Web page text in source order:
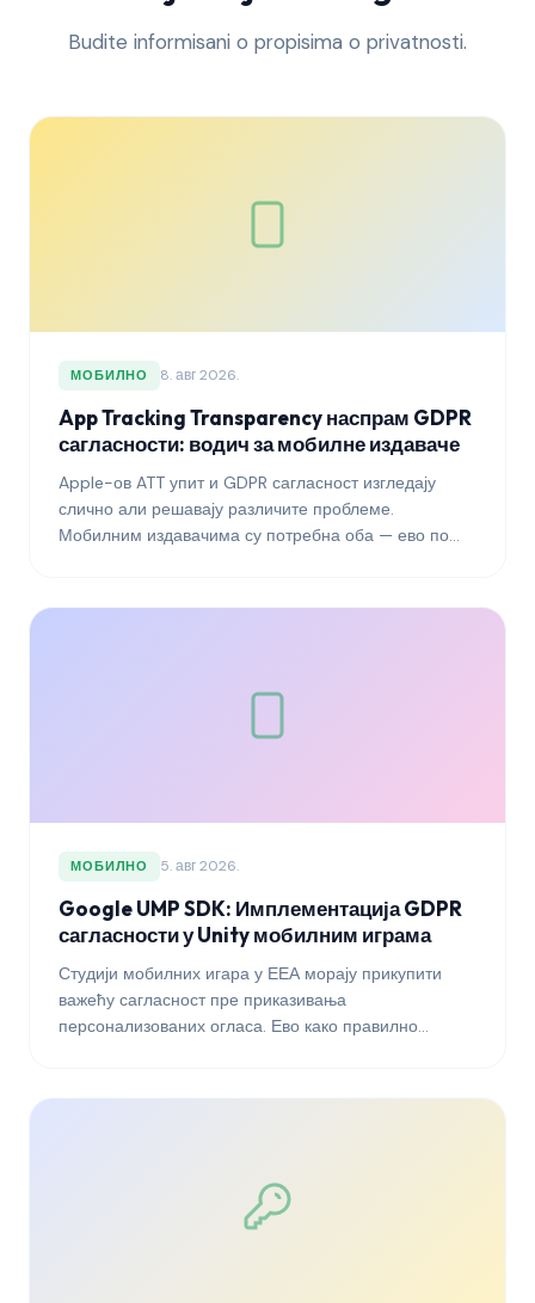
Budite informisani o propisima o privatnosti.
МОБИЛНО 8. авг 2026.
App Tracking Transparency наспрам GDPR
сагласности: водич за мобилне издаваче
Apple-ов ATT упит и GDPR сагласност изгледају
слично али решавају различите проблеме.
Мобилним издавачима су потребна оба — ево по
МОБИЛНО 5. авг 2026.
Google UMP SDK: Имплементација GDPR
сагласности у Unity мобилним играма
Студији мобилних игара у ЕЕА морају прикупити
важећу сагласност пре приказивања
персонализованих огласа. Ево како правилно